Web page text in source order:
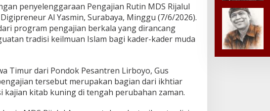
penyelenggaraan Pengajian Rutin MDS Rijalul
Al Yasmin, Surabaya, Minggu (7/6/2026).
program pengajian berkala yang dirancang
tradisi keilmuan Islam bagi kader-kader muda
Timur dari Pondok Pesantren Lirboyo, Gus
tersebut merupakan bagian dari ikhtiar
kajian kitab kuning di tengah perubahan zaman.